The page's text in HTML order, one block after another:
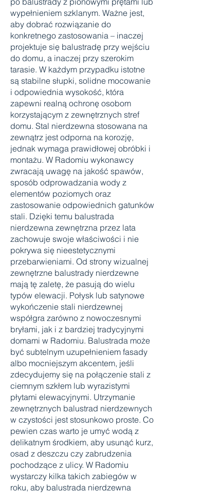
wypełnieniem szklanym. Ważne jest,
aby dobrać rozwiązanie do
konkretnego zastosowania – inaczej
projektuje się balustradę przy wejściu
do domu, a inaczej przy szerokim
tarasie. W każdym przypadku istotne
są stabilne słupki, solidne mocowanie
i odpowiednia wysokość, która
zapewni realną ochronę osobom
korzystającym z zewnętrznych stref
domu. Stal nierdzewna stosowana na
zewnątrz jest odporna na korozję,
jednak wymaga prawidłowej obróbki i
montażu. W Radomiu wykonawcy
zwracają uwagę na jakość spawów,
sposób odprowadzania wody z
elementów poziomych oraz
zastosowanie odpowiednich gatunków
stali. Dzięki temu balustrada
nierdzewna zewnętrzna przez lata
zachowuje swoje właściwości i nie
pokrywa się nieestetycznymi
przebarwieniami. Od strony wizualnej
zewnętrzne balustrady nierdzewne
mają tę zaletę, że pasują do wielu
typów elewacji. Połysk lub satynowe
wykończenie stali nierdzewnej
współgra zarówno z nowoczesnymi
bryłami, jak i z bardziej tradycyjnymi
domami w Radomiu. Balustrada może
być subtelnym uzupełnieniem fasady
albo mocniejszym akcentem, jeśli
zdecydujemy się na połączenie stali z
ciemnym szkłem lub wyrazistymi
płytami elewacyjnymi. Utrzymanie
zewnętrznych balustrad nierdzewnych
w czystości jest stosunkowo proste. Co
pewien czas warto je umyć wodą z
delikatnym środkiem, aby usunąć kurz,
osad z deszczu czy zabrudzenia
pochodzące z ulicy. W Radomiu
wystarczy kilka takich zabiegów w
roku, aby balustrada nierdzewna